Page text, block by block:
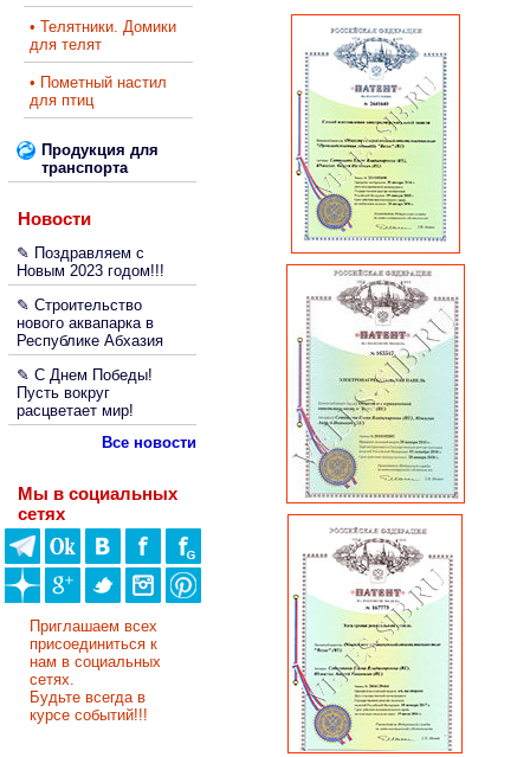
• Телятники. Домики
для телят
• Пометный настил
для птиц
Продукция для
транспорта
Новости
✎ Поздравляем с
Новым 2023 годом!!!
✎ Строительство
нового аквапарка в
Республике Абхазия
✎ С Днем Победы!
Пусть вокруг
расцветает мир!
Все новости
Мы в социальных
сетях
Приглашаем всех
присоединиться к
нам в социальных
сетях.
Будьте всегда в
курсе событий!!!